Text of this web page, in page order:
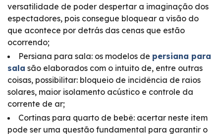
versatilidade de poder despertar a imaginação dos
espectadores, pois consegue bloquear a visão do
que acontece por detrás das cenas que estão
ocorrendo;
Persiana para sala: os modelos de persiana para
sala são elaborados com o intuito de, entre outras
coisas, possibilitar: bloqueio de incidência de raios
solares, maior isolamento acústico e controle da
corrente de ar;
Cortinas para quarto de bebê: acertar neste item
pode ser uma questão fundamental para garantir o